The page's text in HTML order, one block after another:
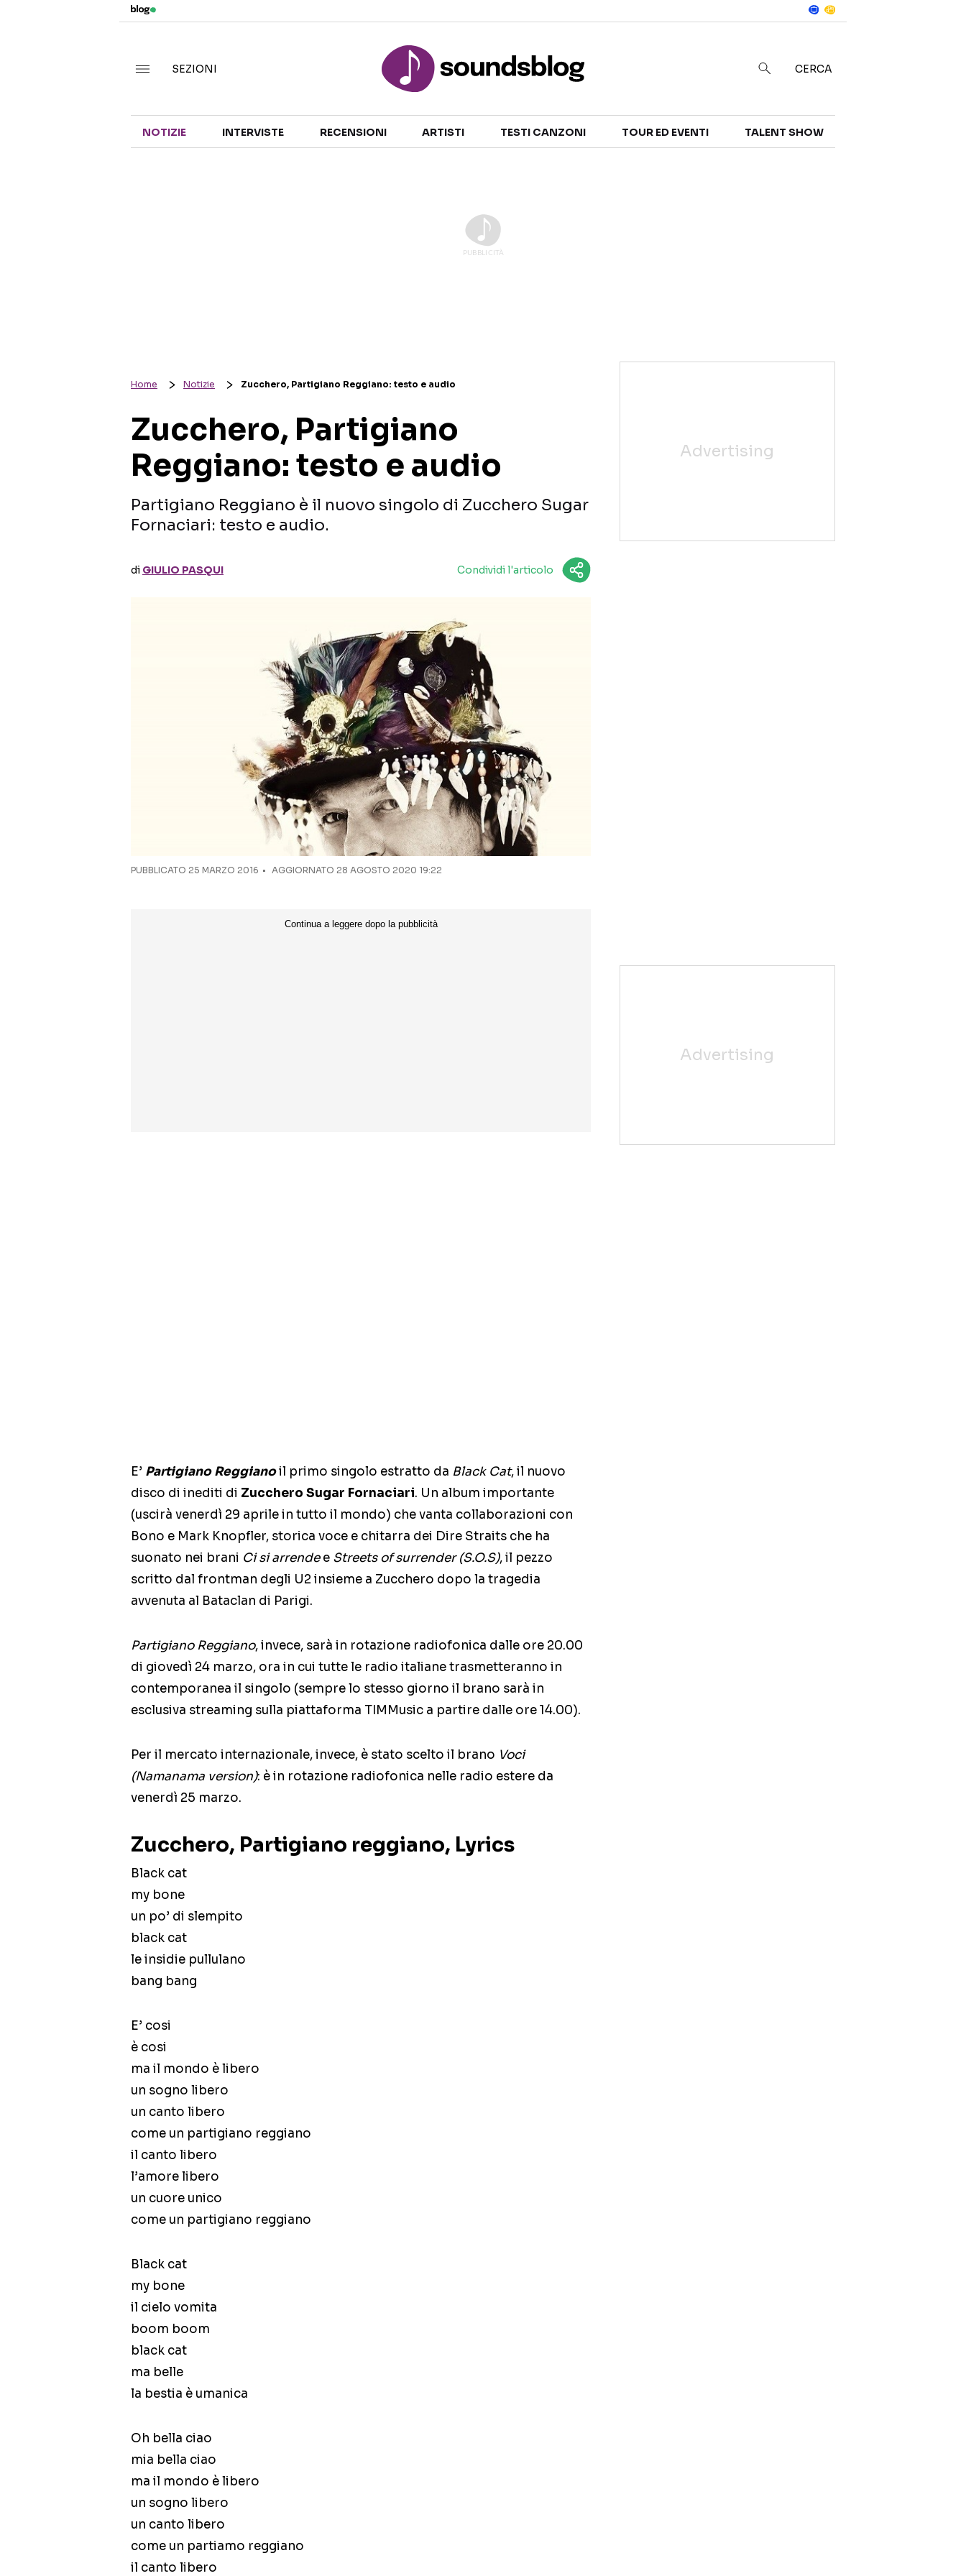
TALENT SHOW
SEZIONI CERCA
NOTIZIE INTERVISTE RECENSIONI ARTISTI TESTI CANZONI TOUR ED EVENTI TALENT SHOW
Home Notizie Zucchero, Partigiano Reggiano: testo e audio
Zucchero, Partigiano
Reggiano: testo e audio
Partigiano Reggiano è il nuovo singolo di Zucchero Sugar
Fornaciari: testo e audio.
di GIULIO PASQUI Condividi l'articolo
PUBBLICATO 25 MARZO 2016 AGGIORNATO 28 AGOSTO 2020 19:22
E’ Partigiano Reggianoil primo singolo estratto da Black Cat, il nuovo
disco di inediti di Zucchero Sugar Fornaciari. Un album importante
(uscirà venerdì 29 aprile in tutto il mondo) che vanta collaborazioni con
Bono e Mark Knopfler, storica voce e chitarra dei Dire Straits che ha
suonato nei brani Ci si arrendee Streets of surrender (S.O.S), il pezzo
scritto dal frontman degli U2 insieme a Zucchero dopo la tragedia
avvenuta al Bataclan di Parigi.
Partigiano Reggiano, invece, sarà in rotazione radiofonica dalle ore 20.00
di giovedì 24 marzo, ora in cui tutte le radio italiane trasmetteranno in
contemporanea il singolo (sempre lo stesso giorno il brano sarà in
esclusiva streaming sulla piattaforma TIMMusic a partire dalle ore 14.00).
Per il mercato internazionale, invece, è stato scelto il brano Voci
(Namanama version): è in rotazione radiofonica nelle radio estere da
venerdì 25 marzo.
Zucchero, Partigiano reggiano, Lyrics
Black cat
my bone
un po’ di slempito
black cat
le insidie pullulano
bang bang
E’ cosi
è cosi
ma il mondo è libero
un sogno libero
un canto libero
come un partigiano reggiano
il canto libero
l’amore libero
un cuore unico
come un partigiano reggiano
Black cat
my bone
il cielo vomita
boom boom
black cat
ma belle
la bestia è umanica
Oh bella ciao
mia bella ciao
ma il mondo è libero
un sogno libero
un canto libero
come un partiamo reggiano
il canto libero